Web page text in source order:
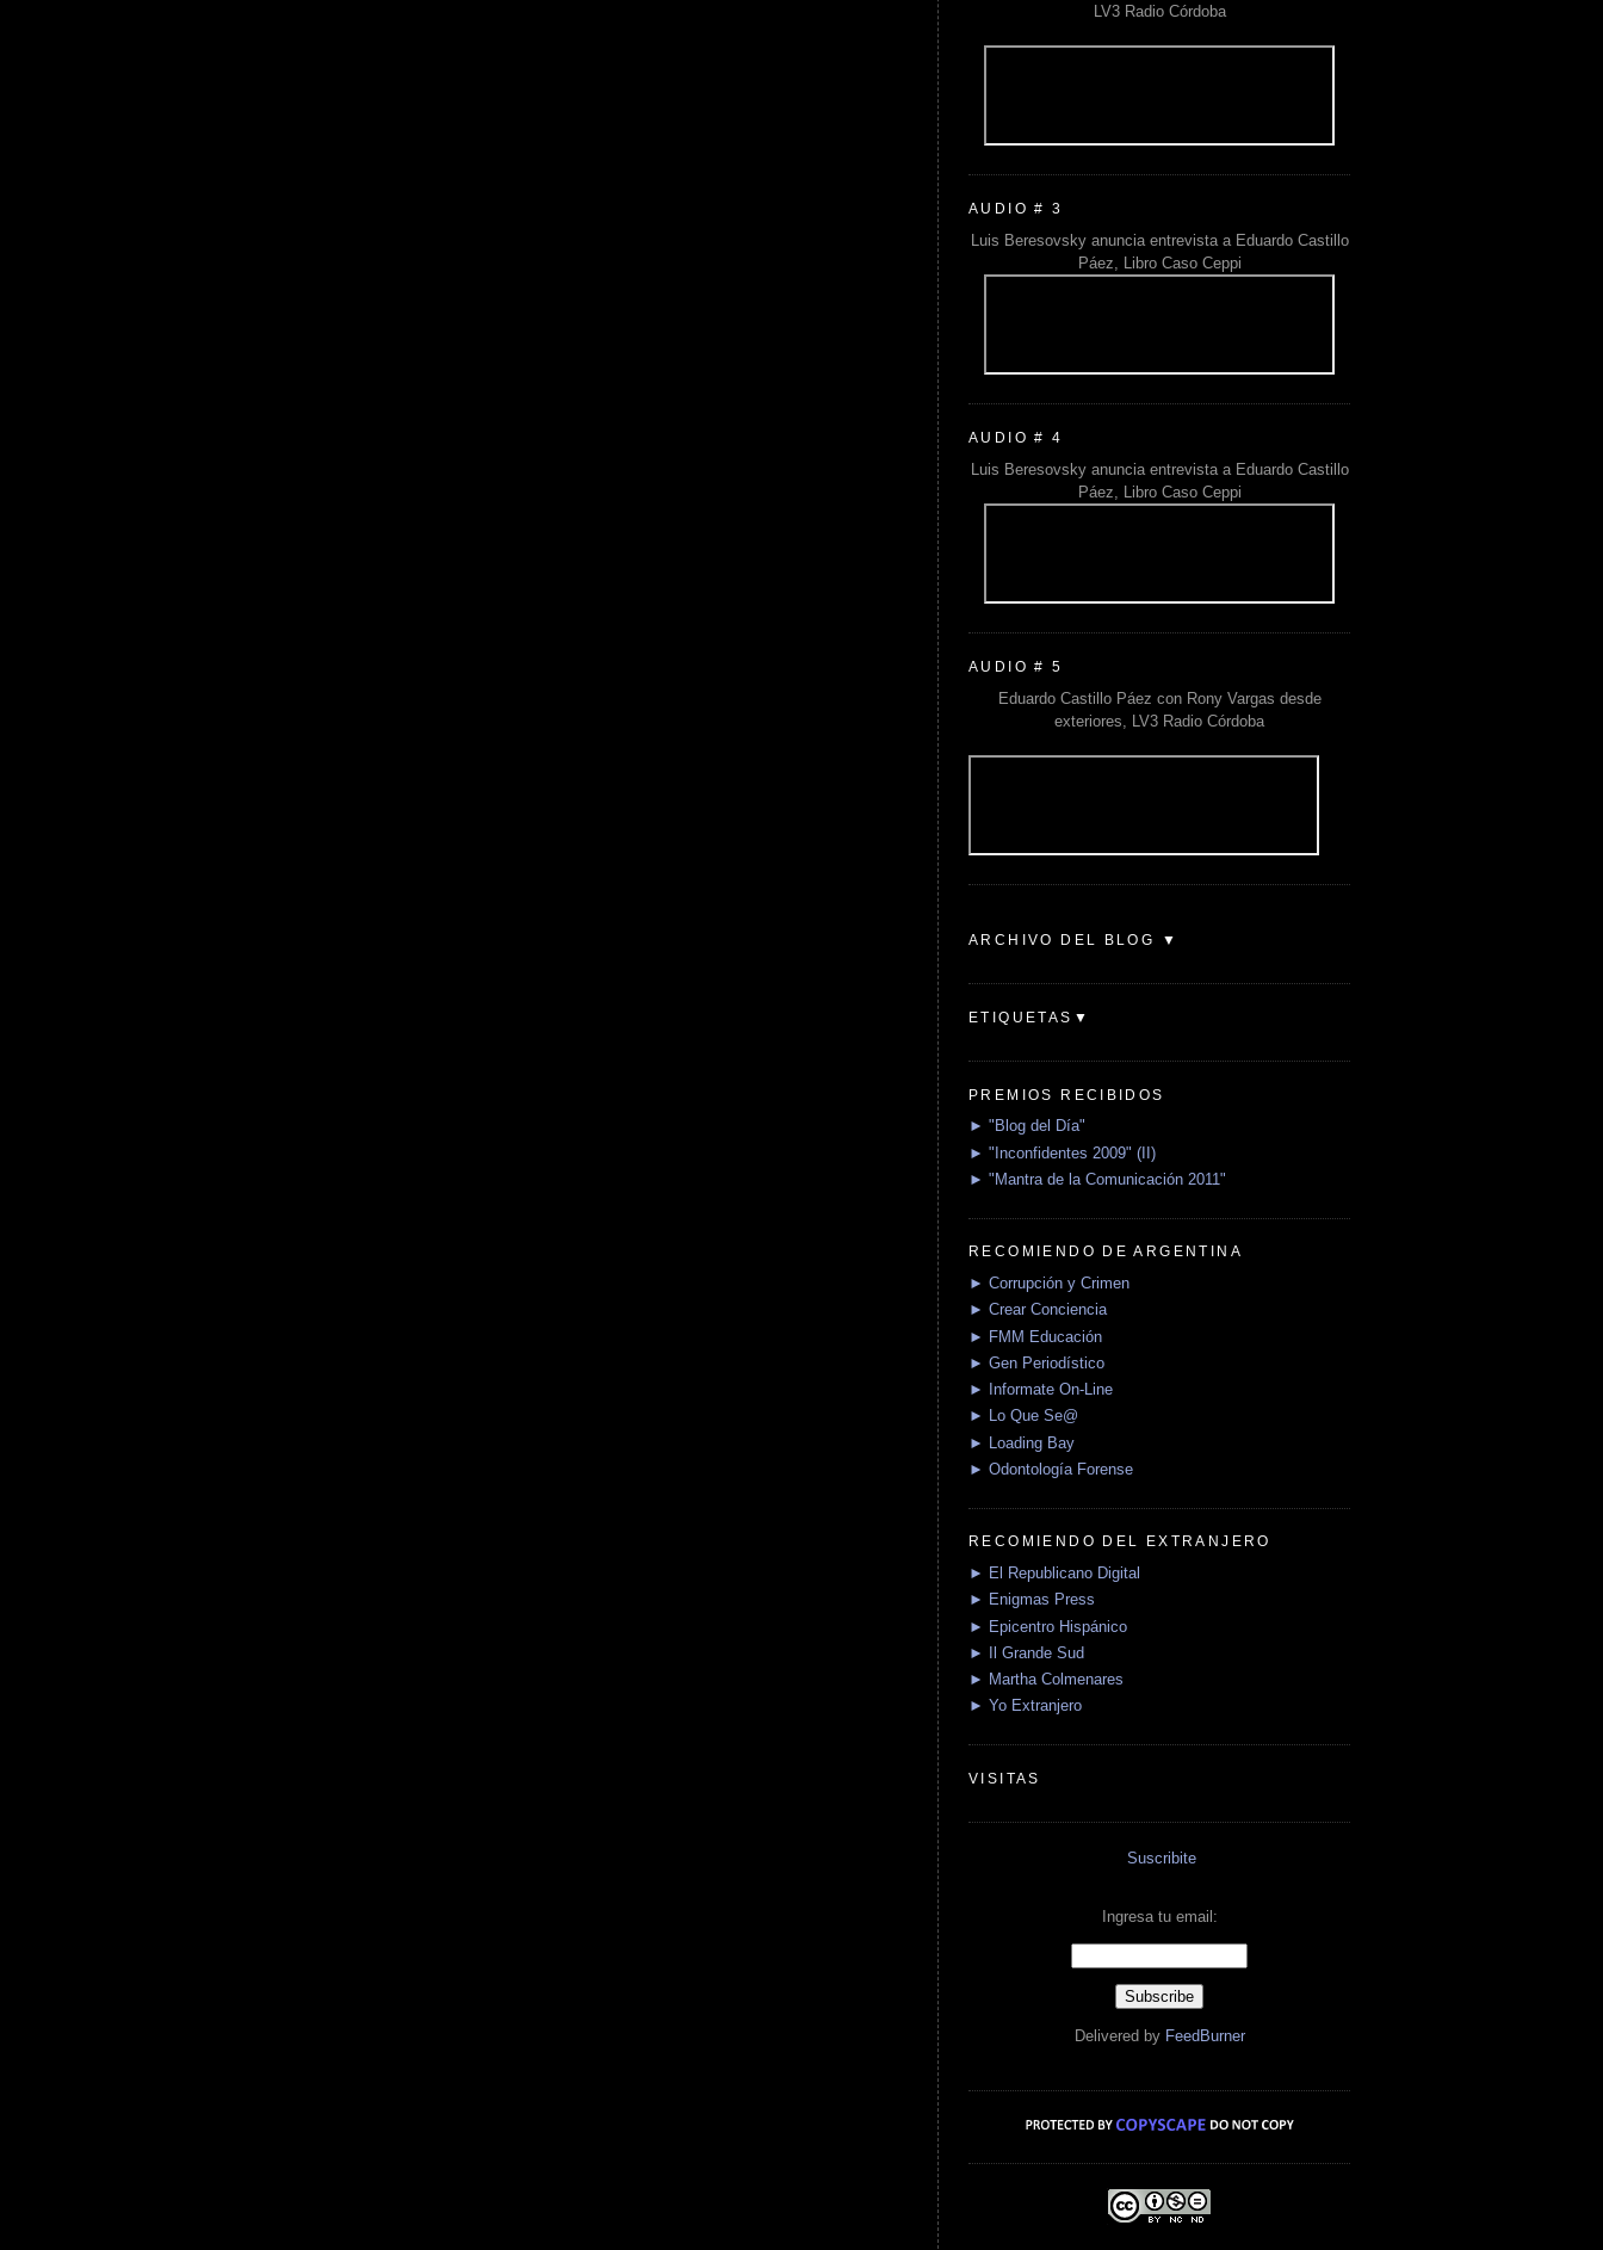
LV3 Radio Córdoba
AUDIO # 3
Luis Beresovsky anuncia entrevista a Eduardo Castillo
Páez, Libro Caso Ceppi
AUDIO # 4
Luis Beresovsky anuncia entrevista a Eduardo Castillo
Páez, Libro Caso Ceppi
AUDIO # 5
Eduardo Castillo Páez con Rony Vargas desde
exteriores, LV3 Radio Córdoba
ARCHIVO DEL BLOG ▼
ETIQUETAS▼
PREMIOS RECIBIDOS
► "Blog del Día"
► "Inconfidentes 2009" (II)
► "Mantra de la Comunicación 2011"
RECOMIENDO DE ARGENTINA
► Corrupción y Crimen
► Crear Conciencia
► FMM Educación
► Gen Periodístico
► Informate On-Line
► Lo Que Se@
► Loading Bay
► Odontología Forense
RECOMIENDO DEL EXTRANJERO
► El Republicano Digital
► Enigmas Press
► Epicentro Hispánico
► Il Grande Sud
► Martha Colmenares
► Yo Extranjero
VISITAS
Suscribite
Ingresa tu email:
Delivered by FeedBurner